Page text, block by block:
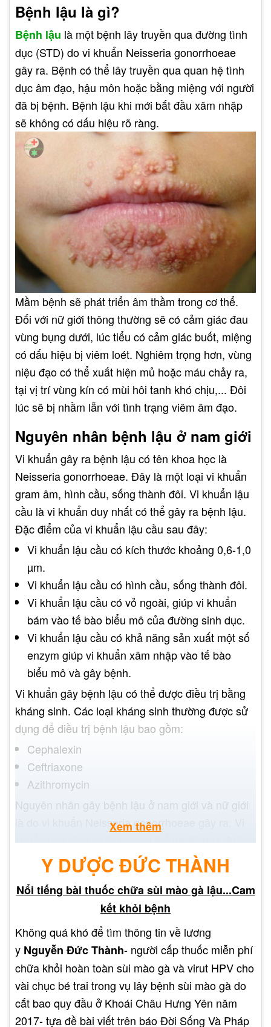
Bệnh lậu là gì?
Bệnh lậu là một bệnh lây truyền qua đường tình
dục (STD) do vi khuẩn Neisseria gonorrhoeae
gây ra. Bệnh có thể lây truyền qua quan hệ tình
dục âm đạo, hậu môn hoặc bằng miệng với người
đã bị bệnh. Bệnh lậu khi mới bắt đầu xâm nhập
sẽ không có dấu hiệu rõ ràng.
Mầm bệnh sẽ phát triển âm thầm trong cơ thể.
Đối với nữ giới thông thường sẽ có cảm giác đau
vùng bụng dưới, lúc tiểu có cảm giác buốt, miệng
có dấu hiệu bị viêm loét. Nghiêm trọng hơn, vùng
niệu đạo có thể xuất hiện mủ hoặc máu chảy ra,
tại vị trí vùng kín có mùi hôi tanh khó chịu,... Đôi
lúc sẽ bị nhầm lẫn với tình trạng viêm âm đạo.
Nguyên nhân bệnh lậu ở nam giới
Vi khuẩn gây ra bệnh lậu có tên khoa học là
Neisseria gonorrhoeae. Đây là một loại vi khuẩn
gram âm, hình cầu, sống thành đôi. Vi khuẩn lậu
cầu là vi khuẩn duy nhất có thể gây ra bệnh lậu.
Đặc điểm của vi khuẩn lậu cầu sau đây:
Vi khuẩn lậu cầu có kích thước khoảng 0,6-1,0
µm.
Vi khuẩn lậu cầu có hình cầu, sống thành đôi.
Vi khuẩn lậu cầu có vỏ ngoài, giúp vi khuẩn
bám vào tế bào biểu mô của đường sinh dục.
Vi khuẩn lậu cầu có khả năng sản xuất một số
enzym giúp vi khuẩn xâm nhập vào tế bào
biểu mô và gây bệnh.
Vi khuẩn gây bệnh lậu có thể được điều trị bằng
kháng sinh. Các loại kháng sinh thường được sử
dụng để điều trị bệnh lậu bao gồm:
Cephalexin
Ceftriaxone
Azithromycin
Nguyên nhân gây bệnh lậu ở nam giới và nữ giới
là do vi khuẩn Neisseria gonorrhoeae gây ra. Vi
khuẩn này xâm nhập vào cơ thể người qua đường
tình dục.
Xem thêm
Y DƯỢC ĐỨC THÀNH
Nổi tiếng bài thuốc chữa sùi mào gà lậu...Cam
kết khỏi bệnh
Không quá khó để tìm thông tin về lương
y Nguyễn Đức Thành- người cấp thuốc miễn phí
chữa khỏi hoàn toàn sùi mào gà và virut HPV cho
vài chục bé trai trong vụ lây bệnh sùi mào gà do
cắt bao quy đầu ở Khoái Châu Hưng Yên năm
2017- tựa đề bài viết trên báo Đời Sống Và Pháp